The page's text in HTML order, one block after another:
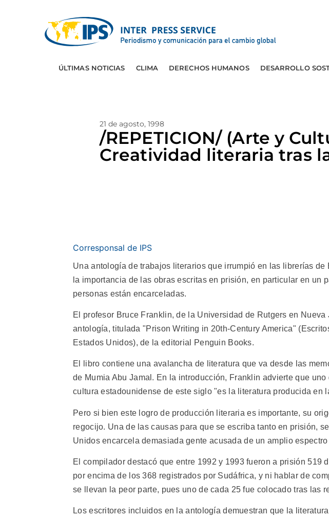
ÚLTIMAS NOTICIAS CLIMA DERECHOS HUMANOS DESARROLLO
21 de agosto, 1998
/REPETICION/ (Arte y
Creatividad literaria tras
Corresponsal de IPS
Una antología de trabajos literarios que irrumpió en las librerías de
la importancia de las obras escritas en prisión, en particular en un
personas están encarceladas.
El profesor Bruce Franklin, de la Universidad de Rutgers en Nueva
antología, titulada "Prison Writing in 20th-Century America"
Estados Unidos), de la editorial Penguin Books.
El libro contiene una avalancha de literatura que va desde las
de Mumia Abu Jamal. En la introducción, Franklin advierte que
cultura estadounidense de este siglo "es la literatura producida en
Pero si bien este logro de producción literaria es importante, su
regocijo. Una de las causas para que se escriba tanto en prisión,
Unidos encarcela demasiada gente acusada de un amplio
El compilador destacó que entre 1992 y 1993 fueron a prisión 519
por encima de los 368 registrados por Sudáfrica, y ni hablar de
se llevan la peor parte, pues uno de cada 25 fue colocado tras las
Los escritores incluidos en la antología demuestran que la